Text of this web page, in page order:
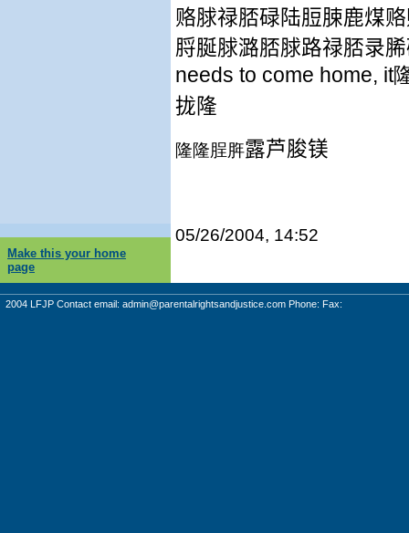
赂脙禄脴碌陆脰脨鹿煤
脟脠脙潞脴脙路禄脴录
needs to come home, it
拢隆
隆隆脭脌露芦脧镁
05/26/2004, 14:52
Make this your home
page
2004 LFJP Contact email: admin@parentalrightsandjustice.com Phone: Fax: